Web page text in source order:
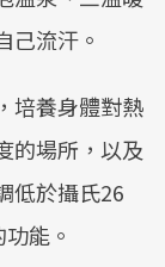
己流汗。
培養身體對熱
的場所，以及
低於攝氏26
能。